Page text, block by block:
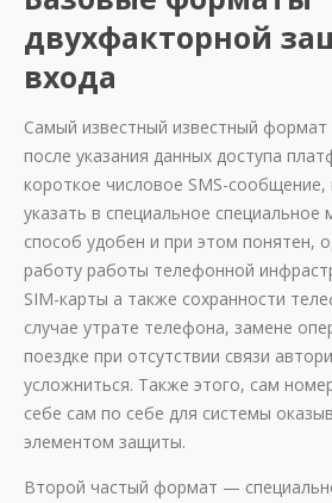
двухфакторной
входа
Самый известный известный
после указания данных доступа
короткое числовое SMS-
указать в специальное специальное
способ удобен и при этом понятен,
работу работы телефонной
SIM-карты а также сохранности
случае утрате телефона, замене
поездке при отсутствии связи
усложниться. Также этого, сам
себе сам по себе для системы
элементом защиты.
Второй частый формат —